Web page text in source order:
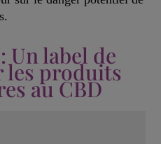
Un label de
les produits
au CBD